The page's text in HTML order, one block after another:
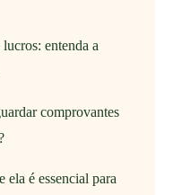
entenda a
comprovantes
ela é essencial para